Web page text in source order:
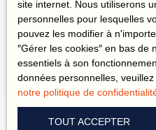
garage indépendant
stationnement de 3
sans travaux à prévoir,
bénéficiant d’un bon DPE.
Surface habitable : 116 m²
m², terrain closPièces de vie
sud3 chambres + bureau2
terrasse avec
LONGÈRE FAMILIALE
PROCHE TEMPLE-DE-
7 pièces 171.7m²
Seul chargé. En hameau
Temple-de-Bretagne, cette
une belle surface de 171,70
sol) complétée par une
terrain clos et paysager de
site internet. Nous utiliserons
personnelles pour lesquelles
pouvez les modifier à
″Gérer les cookies″ en bas
essentiels à son
données personnelles,
notre politique de
TOUT ACCEPTER